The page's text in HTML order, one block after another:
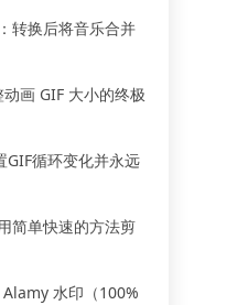
转换后将音乐合并
画 GIF 大小的终极
循环变化并永远
简单快速的方法剪
水印（100%